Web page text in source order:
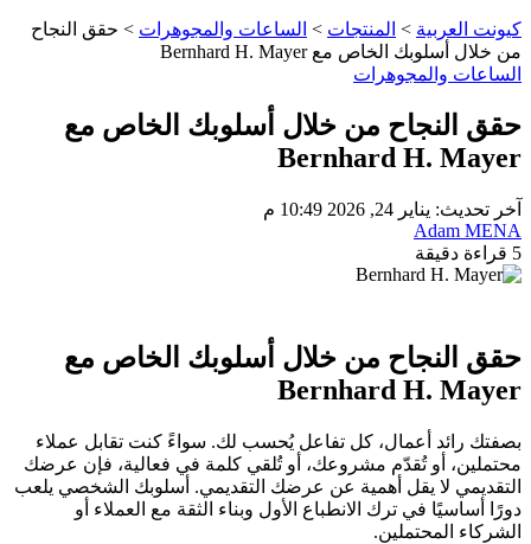
كيونت العربية > المنتجات > الساعات والمجوهرات > حقق النجاح
من خلال أسلوبك الخاص مع Bernhard H. Mayer
الساعات والمجوهرات
حقق النجاح من خلال أسلوبك الخاص مع
Bernhard H. Mayer
آخر تحديث: يناير 24, 2026 10:49 م
Adam MENA
5 قراءة دقيقة
حقق النجاح من خلال أسلوبك الخاص مع
Bernhard H. Mayer
بصفتك رائد أعمال، كل تفاعل يُحسب لك. سواءً كنت تقابل عملاء
محتملين، أو تُقدّم مشروعك، أو تُلقي كلمة في فعالية، فإن عرضك
التقديمي لا يقل أهمية عن عرضك التقديمي. أسلوبك الشخصي يلعب
دورًا أساسيًا في ترك الانطباع الأول وبناء الثقة مع العملاء أو
الشركاء المحتملين.